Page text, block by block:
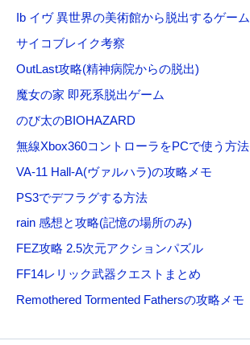
Ib イヴ 異世界の美術館から脱出するゲーム
サイコブレイク考察
OutLast攻略(精神病院からの脱出)
魔女の家 即死系脱出ゲーム
のび太のBIOHAZARD
無線Xbox360コントローラをPCで使う方法
VA-11 Hall-A(ヴァルハラ)の攻略メモ
PS3でデフラグする方法
rain 感想と攻略(記憶の場所のみ)
FEZ攻略 2.5次元アクションパズル
FF14レリック武器クエストまとめ
Remothered Tormented Fathersの攻略メモ